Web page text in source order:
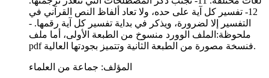
12- تفسير كل آية على حده، ولا تعاد ألفاظ النص القرآني في
التفسير إلا لضرورة، ويذكر في بداية تفسير كل آية رقمها. -
ملحوظة:الملف الوورد منسوخ من الطبعة الأولى، أما ملف
pdf فنسخة مصورة من الطبعة الثانية وتتميز بجودتها العالية.
المؤلف: جماعة من العلماء